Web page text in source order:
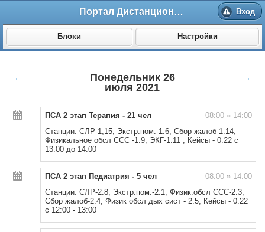
Портал Дистанционного обучения ВолгГМУ Вход
Блоки Настройки
←
Понедельник 26
июля 2021
→
ПСА 2 этап Терапия - 21 чел 08:00 »14:00
Станции: СЛР-1,15; Экстр.пом.-1.6; Сбор жалоб-1.14;
Физикальное обсл ССС -1.9; ЭКГ-1.11 ; Кейсы - 0.22 с
13:00 до 14:00
ПСА 2 этап Педиатрия - 5 чел 08:00 »14:00
Станции: СЛР-2.8; Экстр.пом.-2.1; Физик.обсл ССС-2.3;
Сбор жалоб-2.4; Физик обсл дых сист - 2.5; Кейсы - 0.22
с 12:00 - 13:00